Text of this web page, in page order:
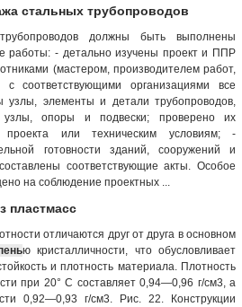
стальных трубопроводов
должны быть выполнены
работы: - детально изучены проект и ППР
(мастером, производителем работ,
соответствующими организациями все
элементы и детали трубопроводов,
опоры и подвески; проверено их
проекта или техническим условиям; -
готовности зданий, сооружений и
соответствующие акты. Особое
на соблюдение проектных ...
пластмасс
отличаются друг от друга в основном
ю кристалличности, что обусловливает
и плотность материала. Плотность
при 20° С составляет 0,94—0,96 г/см3, а
0,92—0,93 г/см3. Рис. 22. Конструкции